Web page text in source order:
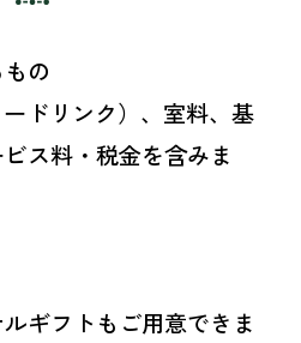
の
ドリンク）、室料、基
ス料・税金を含みま
ギフトもご用意できま